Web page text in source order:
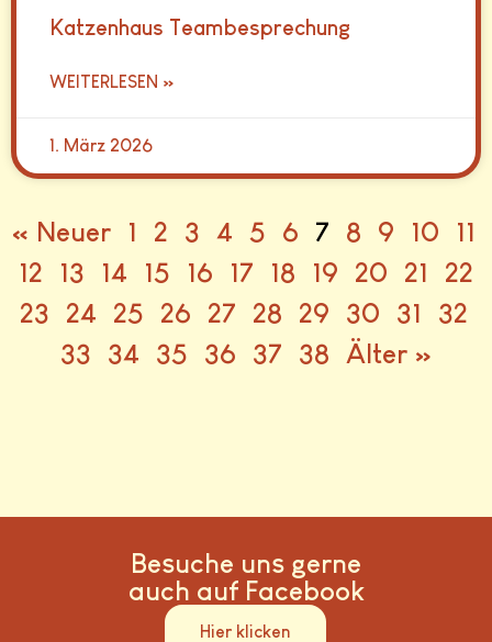
Katzenhaus Teambesprechung
WEITERLESEN »
1. März 2026
« Neuer 1 2 3 4 5 6 7 8 9 10
11
12
13 14 15 16 17 18 19 20 21
22
23
24 25 26 27 28 29 30 31
32
33
34 35 36 37 38 Älter »
Besuche uns gerne
auch auf Facebook
Hier klicken